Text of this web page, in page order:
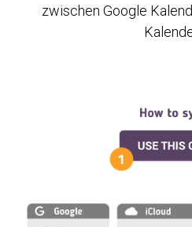
zwischen Google